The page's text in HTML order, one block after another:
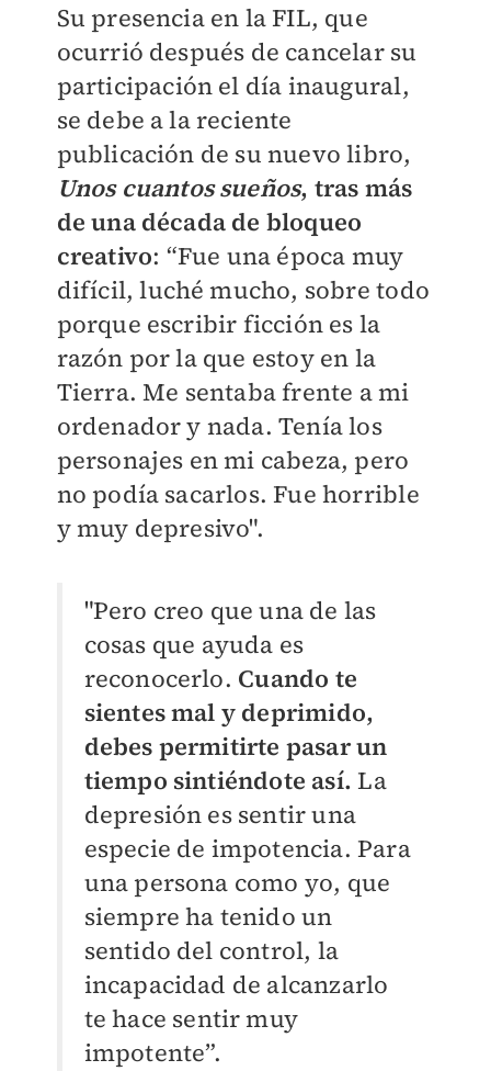
Su presencia en la FIL, que
ocurrió después de cancelar su
participación el día inaugural,
se debe a la reciente
publicación de su nuevo libro,
Unos cuantos sueños, tras más
de una década de bloqueo
creativo: “Fue una época muy
difícil, luché mucho, sobre todo
porque escribir ficción es la
razón por la que estoy en la
Tierra. Me sentaba frente a mi
ordenador y nada. Tenía los
personajes en mi cabeza, pero
no podía sacarlos. Fue horrible
y muy depresivo".
"Pero creo que una de las
cosas que ayuda es
reconocerlo. Cuando te
sientes mal y deprimido,
debes permitirte pasar un
tiempo sintiéndote así.La
depresión es sentir una
especie de impotencia. Para
una persona como yo, que
siempre ha tenido un
sentido del control, la
incapacidad de alcanzarlo
te hace sentir muy
impotente”.